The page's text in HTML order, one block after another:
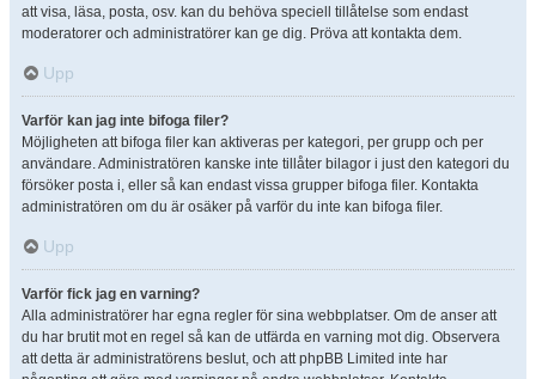
att visa, läsa, posta, osv. kan du behöva speciell tillåtelse som endast
moderatorer och administratörer kan ge dig. Pröva att kontakta dem.
Upp
Varför kan jag inte bifoga filer?
Möjligheten att bifoga filer kan aktiveras per kategori, per grupp och per
användare. Administratören kanske inte tillåter bilagor i just den kategori du
försöker posta i, eller så kan endast vissa grupper bifoga filer. Kontakta
administratören om du är osäker på varför du inte kan bifoga filer.
Upp
Varför fick jag en varning?
Alla administratörer har egna regler för sina webbplatser. Om de anser att
du har brutit mot en regel så kan de utfärda en varning mot dig. Observera
att detta är administratörens beslut, och att phpBB Limited inte har